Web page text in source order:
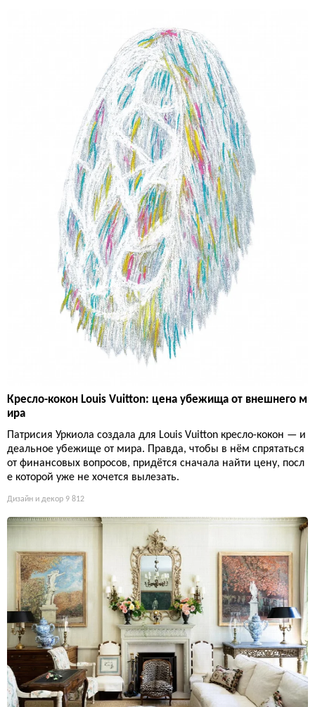
Кресло-кокон Louis Vuitton: цена убежища от внешнего м
ира
Патрисия Уркиола создала для Louis Vuitton кресло-кокон — и
деальное убежище от мира. Правда, чтобы в нём спрятаться
от финансовых вопросов, придётся сначала найти цену, посл
е которой уже не хочется вылезать.
Дизайн и декор 9 812